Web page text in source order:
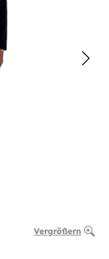
Vergrößern